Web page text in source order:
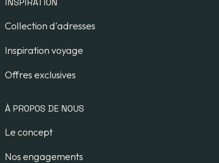
Collection d'adresses
Inspiration voyage
Offres exclusives
À PROPOS DE NOUS
Le concept
Nos engagements